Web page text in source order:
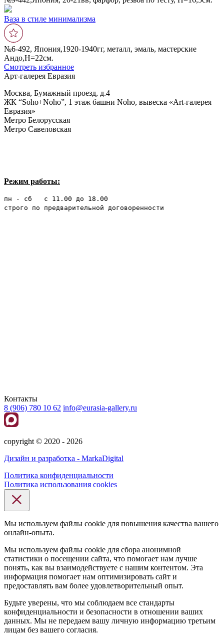
Ваза в стиле минимализма
№6-492, Япония,1920-1940гг, металл, эмаль, мастерские
Андо,Н=22см.
Смотреть избранное
Арт-галерея Евразия
Москва, Бумажный проезд, д.4
ЖК “Soho+Noho”, 1 этаж башни Noho, вывеска «Art-галерея
Евразия»
Метро Белорусская
Метро Савеловская
Режим работы:
пн - сб с 11.00 до 18.00
строго по предварительной договоренности
Контакты
8 (906) 780 10 62 info@eurasia-gallery.ru
сopyright © 2020 - 2026
Дизайн и разработка - MarkaDigital
Политика конфиденциальности
Политика использования cookies
Мы используем файлы cookie для повышения качества вашего
онлайн-опыта.
Мы используем файлы cookie для сбора анонимной
статистики о посещении сайта, что помогает нам лучше
понять, как вы взаимодействуете с нашим контентом. Эта
информация помогает нам оптимизировать сайт и
предоставлять вам более удовлетворительный опыт.
Будьте уверены, что мы соблюдаем все стандарты
конфиденциальности и безопасности в отношении ваших
данных. Мы не передаем вашу личную информацию третьим
лицам без вашего согласия.